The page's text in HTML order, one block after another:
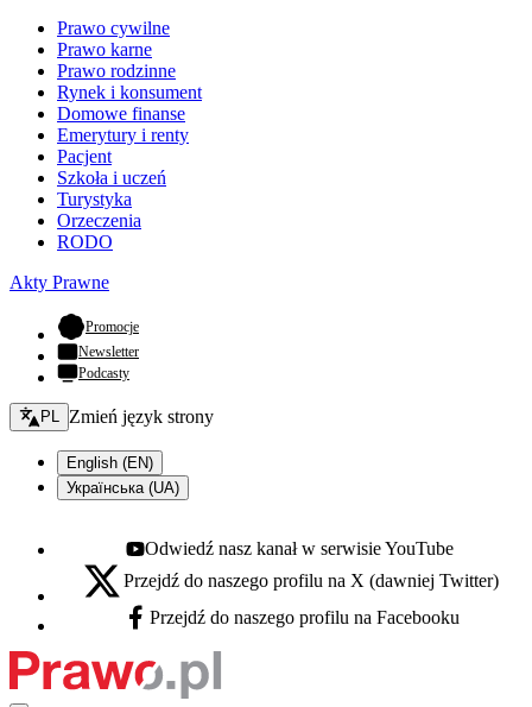
Prawo cywilne
Prawo karne
Prawo rodzinne
Rynek i konsument
Domowe finanse
Emerytury i renty
Pacjent
Szkoła i uczeń
Turystyka
Orzeczenia
RODO
Akty Prawne
Promocje- otwiera się w nowej karcie
Newsletter
Podcasty
Zmień język - bieżący:
PL Zmień język strony
English (EN)
Українська (UA)
Youtube - otwiera się w nowej karcie
Odwiedź nasz kanał w serwisie YouTube
X - otwiera się w nowej karcie
Przejdź do naszego profilu na X (dawniej Twitter)
Facebook - otwiera się w nowej karcie
Przejdź do naszego profilu na Facebooku